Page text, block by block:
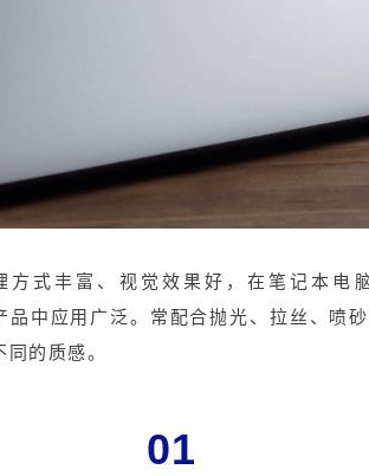
方式丰富、视觉效果好，在笔记本电
中应用广泛。常配合抛光、拉丝、喷
的质感。
01